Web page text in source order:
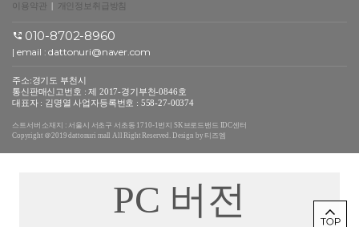
이용약관 | 개인정보취급방침
010-8702-8960
| email :dattonuri@naver.com
주소:경기도 부천시
통신판매신고번호 : 제 2017-경기부천-0846호
대표자 : 김명열 사업자등록번호 : 558-27-00374
스트서버 소재지 : 서울시 서초구 서초동 1710-1번지 SK브로드밴드 IDC센터
Copyright ＠2019 dattonuri mall All Right Reserved. Design by 티즈엠
PC 버전